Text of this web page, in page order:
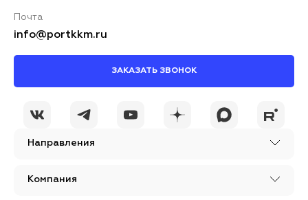
Направления
Компания
Почта
info@portkkm.ru
ЗАКАЗАТЬ ЗВОНОК